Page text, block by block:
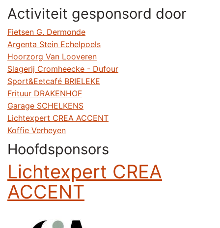
Activiteit gesponsord door
Fietsen G. Dermonde
Argenta Stein Echelpoels
Hoorzorg Van Looveren
Slagerij Cromheecke - Dufour
Sport&Eetcafé BRIELEKE
Frituur DRAKENHOF
Garage SCHELKENS
Lichtexpert CREA ACCENT
Koffie Verheyen
Hoofdsponsors
Lichtexpert CREA
ACCENT